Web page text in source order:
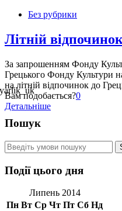
Без рубрики
Літній
За запрошенням Фонду
Грецького Фонду Культури
на літній відпочинок до
Вам подобається?0
Детальніше
Пошук
Події цього дня
Липень 2014
Пн Вт Ср Чт Пт Сб Нд